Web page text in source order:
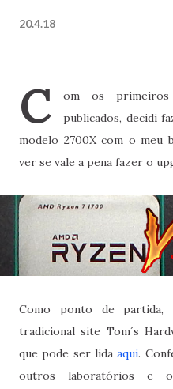
20.4.18
C
om os
publicados, decidi
modelo 2700X com o meu
ver se vale a pena fazer o
Como ponto de partida,
tradicional site Tom´s
que pode ser lidaaqui.
outros laboratórios e